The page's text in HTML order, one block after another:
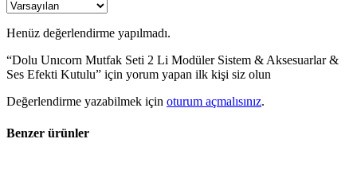
Henüz değerlendirme yapılmadı.
“Dolu Unıcorn Mutfak Seti 2 Li Modüler Sistem & Aksesuarlar &
Ses Efekti Kutulu” için yorum yapan ilk kişi siz olun
Değerlendirme yazabilmek için oturum açmalısınız.
Benzer ürünler